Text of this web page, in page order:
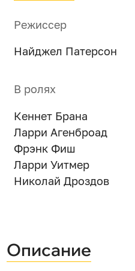
Режиссер
Найджел Патерсон
В ролях
Кеннет Брана
Ларри Агенброад
Фрэнк Фиш
Ларри Уитмер
Николай Дроздов
Описание